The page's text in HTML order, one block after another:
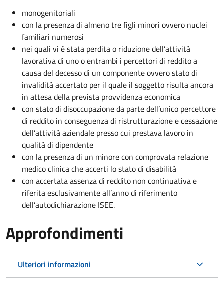
monogenitoriali
con la presenza di almeno tre figli minori ovvero nuclei
familiari numerosi
nei quali vi è stata perdita o riduzione dell’attività
lavorativa di uno o entrambi i percettori di reddito a
causa del decesso di un componente ovvero stato di
invalidità accertato per il quale il soggetto risulta ancora
in attesa della prevista provvidenza economica
con stato di disoccupazione da parte dell’unico percettore
di reddito in conseguenza di ristrutturazione e cessazione
dell’attività aziendale presso cui prestava lavoro in
qualità di dipendente
con la presenza di un minore con comprovata relazione
medico clinica che accerti lo stato di disabilità
con accertata assenza di reddito non continuativa e
riferita esclusivamente all’anno di riferimento
dell’autodichiarazione ISEE.
Approfondimenti
Ulteriori informazioni